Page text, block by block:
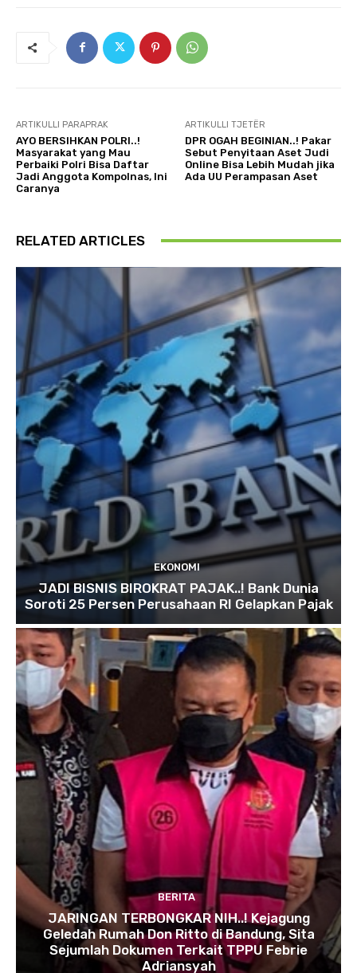
ARTIKULLI PARAPRAK
AYO BERSIHKAN POLRI..!
Masyarakat yang Mau
Perbaiki Polri Bisa Daftar
Jadi Anggota Kompolnas, Ini
Caranya
ARTIKULLI TJETËR
DPR OGAH BEGINIAN..! Pakar
Sebut Penyitaan Aset Judi
Online Bisa Lebih Mudah jika
Ada UU Perampasan Aset
RELATED ARTICLES
EKONOMI
JADI BISNIS BIROKRAT PAJAK..! Bank Dunia
Soroti 25 Persen Perusahaan RI Gelapkan Pajak
BERITA
JARINGAN TERBONGKAR NIH..! Kejagung
Geledah Rumah Don Ritto di Bandung, Sita
Sejumlah Dokumen Terkait TPPU Febrie
Adriansyah